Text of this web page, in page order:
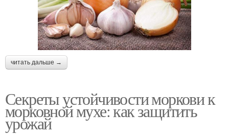
читать дальше →
Секреты устойчивости моркови к
морковной мухе: как защитить
урожай